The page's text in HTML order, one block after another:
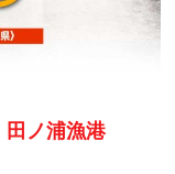
田ノ浦漁港